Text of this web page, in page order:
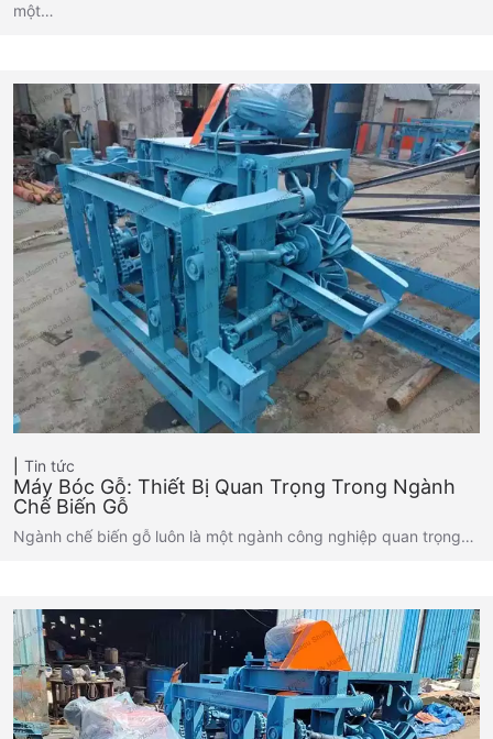
một…
Tin tức
Máy Bóc Gỗ: Thiết Bị Quan Trọng Trong Ngành
Chế Biến Gỗ
Ngành chế biến gỗ luôn là một ngành công nghiệp quan trọng…